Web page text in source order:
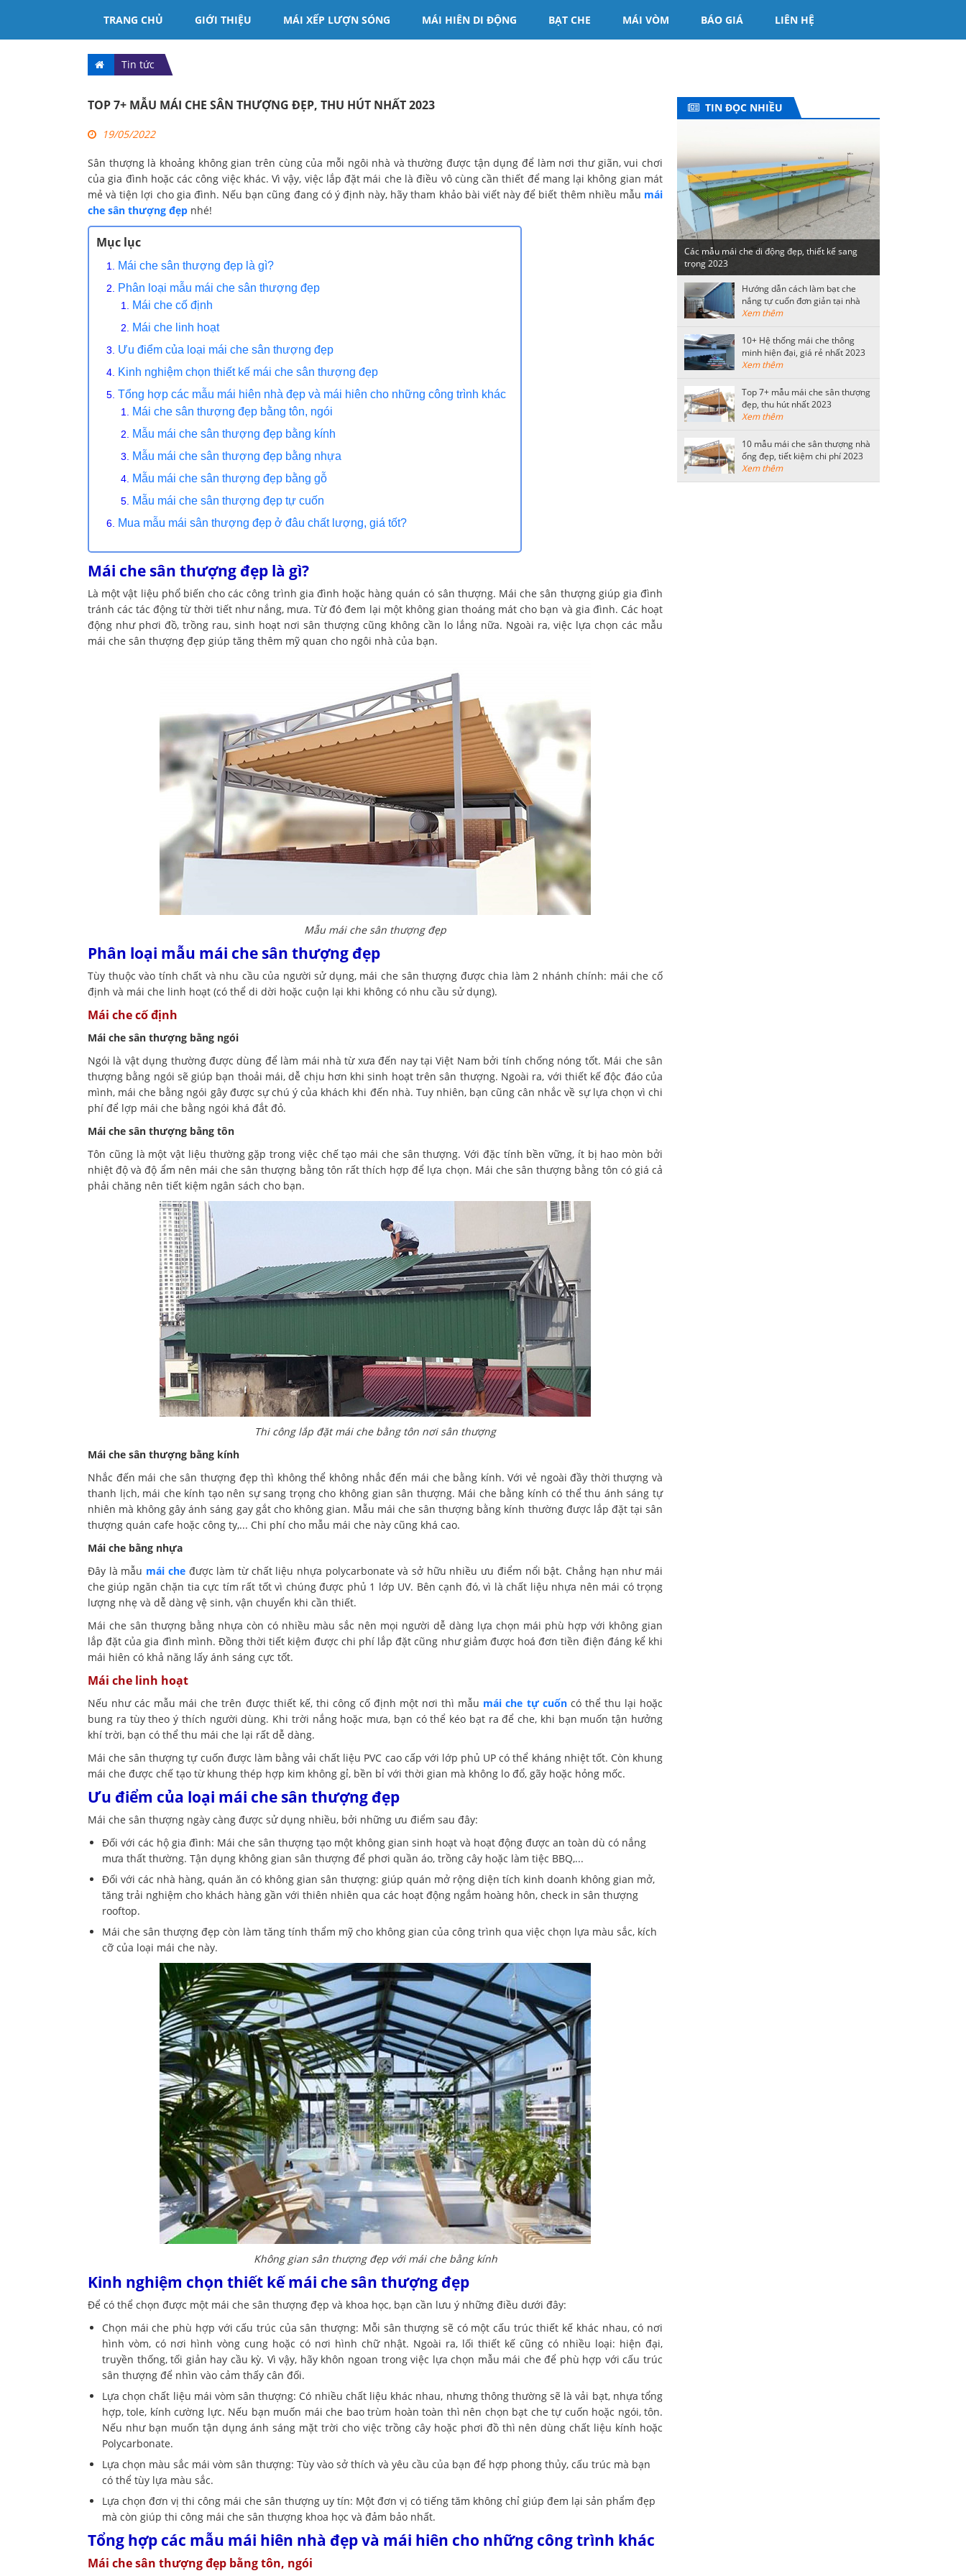
TRANG CHỦ GIỚI THIỆU MÁI XẾP LƯỢN SÓNG MÁI HIÊN DI ĐỘNG BẠT CHE MÁI VÒM BÁO GIÁ LIÊN HỆ
Tin tức
TOP 7+ MẪU MÁI CHE SÂN THƯỢNG ĐẸP, THU HÚT NHẤT 2023
19/05/2022
Sân thượng là khoảng không gian trên cùng của mỗi ngôi nhà và thường được tận dụng để làm nơi thư giãn, vui chơi
của gia đình hoặc các công việc khác. Vì vậy, việc lắp đặt mái che là điều vô cùng cần thiết để mang lại không gian mát
mẻ và tiện lợi cho gia đình. Nếu bạn cũng đang có ý định này, hãy tham khảo bài viết này để biết thêm nhiều mẫu mái
che sân thượng đẹp nhé!
Mục lục
Mái che sân thượng đẹp là gì?
Phân loại mẫu mái che sân thượng đẹp
Mái che cố định
Mái che linh hoạt
Ưu điểm của loại mái che sân thượng đẹp
Kinh nghiệm chọn thiết kế mái che sân thượng đẹp
Tổng hợp các mẫu mái hiên nhà đẹp và mái hiên cho những công trình khác
Mái che sân thượng đẹp bằng tôn, ngói
Mẫu mái che sân thượng đẹp bằng kính
Mẫu mái che sân thượng đẹp bằng nhựa
Mẫu mái che sân thượng đẹp bằng gỗ
Mẫu mái che sân thượng đẹp tự cuốn
Mua mẫu mái sân thượng đẹp ở đâu chất lượng, giá tốt?
Mái che sân thượng đẹp là gì?
Là một vật liệu phổ biến cho các công trình gia đình hoặc hàng quán có sân thượng. Mái che sân thượng giúp gia đình
tránh các tác động từ thời tiết như nắng, mưa. Từ đó đem lại một không gian thoáng mát cho bạn và gia đình. Các hoạt
động như phơi đồ, trồng rau, sinh hoạt nơi sân thượng cũng không cần lo lắng nữa. Ngoài ra, việc lựa chọn các mẫu
mái che sân thượng đẹp giúp tăng thêm mỹ quan cho ngôi nhà của bạn.
Mẫu mái che sân thượng đẹp
Phân loại mẫu mái che sân thượng đẹp
Tùy thuộc vào tính chất và nhu cầu của người sử dụng, mái che sân thượng được chia làm 2 nhánh chính: mái che cố
định và mái che linh hoạt (có thể di dời hoặc cuộn lại khi không có nhu cầu sử dụng).
Mái che cố định
Mái che sân thượng bằng ngói
Ngói là vật dụng thường được dùng để làm mái nhà từ xưa đến nay tại Việt Nam bởi tính chống nóng tốt. Mái che sân
thượng bằng ngói sẽ giúp bạn thoải mái, dễ chịu hơn khi sinh hoạt trên sân thượng. Ngoài ra, với thiết kế độc đáo của
mình, mái che bằng ngói gây được sự chú ý của khách khi đến nhà. Tuy nhiên, bạn cũng cân nhắc về sự lựa chọn vì chi
phí để lợp mái che bằng ngói khá đắt đỏ.
Mái che sân thượng bằng tôn
Tôn cũng là một vật liệu thường gặp trong việc chế tạo mái che sân thượng. Với đặc tính bền vững, ít bị hao mòn bởi
nhiệt độ và độ ẩm nên mái che sân thượng bằng tôn rất thích hợp để lựa chọn. Mái che sân thượng bằng tôn có giá cả
phải chăng nên tiết kiệm ngân sách cho bạn.
Thi công lắp đặt mái che bằng tôn nơi sân thượng
Mái che sân thượng bằng kính
Nhắc đến mái che sân thượng đẹp thì không thể không nhắc đến mái che bằng kính. Với vẻ ngoài đầy thời thượng và
thanh lịch, mái che kính tạo nên sự sang trọng cho không gian sân thượng. Mái che bằng kính có thể thu ánh sáng tự
nhiên mà không gây ánh sáng gay gắt cho không gian. Mẫu mái che sân thượng bằng kính thường được lắp đặt tại sân
thượng quán cafe hoặc công ty,... Chi phí cho mẫu mái che này cũng khá cao.
Mái che bằng nhựa
Đây là mẫu mái cheđược làm từ chất liệu nhựa polycarbonate và sở hữu nhiều ưu điểm nổi bật. Chẳng hạn như mái
che giúp ngăn chặn tia cực tím rất tốt vì chúng được phủ 1 lớp UV. Bên cạnh đó, vì là chất liệu nhựa nên mái có trọng
lượng nhẹ và dễ dàng vệ sinh, vận chuyển khi cần thiết.
Mái che sân thượng bằng nhựa còn có nhiều màu sắc nên mọi người dễ dàng lựa chọn mái phù hợp với không gian
lắp đặt của gia đình mình. Đồng thời tiết kiệm được chi phí lắp đặt cũng như giảm được hoá đơn tiền điện đáng kể khi
mái hiên có khả năng lấy ánh sáng cực tốt.
Mái che linh hoạt
Nếu như các mẫu mái che trên được thiết kế, thi công cố định một nơi thì mẫu mái che tự cuốn có thể thu lại hoặc
bung ra tùy theo ý thích người dùng. Khi trời nắng hoặc mưa, bạn có thể kéo bạt ra để che, khi bạn muốn tận hưởng
khí trời, bạn có thể thu mái che lại rất dễ dàng.
Mái che sân thượng tự cuốn được làm bằng vải chất liệu PVC cao cấp với lớp phủ UP có thể kháng nhiệt tốt. Còn khung
mái che được chế tạo từ khung thép hợp kim không gỉ, bền bỉ với thời gian mà không lo đổ, gãy hoặc hỏng mốc.
Ưu điểm của loại mái che sân thượng đẹp
Mái che sân thượng ngày càng được sử dụng nhiều, bởi những ưu điểm sau đây:
Đối với các hộ gia đình: Mái che sân thượng tạo một không gian sinh hoạt và hoạt động được an toàn dù có nắng
mưa thất thường. Tận dụng không gian sân thượng để phơi quần áo, trồng cây hoặc làm tiệc BBQ,...
Đối với các nhà hàng, quán ăn có không gian sân thượng: giúp quán mở rộng diện tích kinh doanh không gian mở,
tăng trải nghiệm cho khách hàng gần với thiên nhiên qua các hoạt động ngắm hoàng hôn, check in sân thượng
rooftop.
Mái che sân thượng đẹp còn làm tăng tính thẩm mỹ cho không gian của công trình qua việc chọn lựa màu sắc, kích
cỡ của loại mái che này.
Không gian sân thượng đẹp với mái che bằng kính
Kinh nghiệm chọn thiết kế mái che sân thượng đẹp
Để có thể chọn được một mái che sân thượng đẹp và khoa học, bạn cần lưu ý những điều dưới đây:
Chọn mái che phù hợp với cấu trúc của sân thượng: Mỗi sân thượng sẽ có một cấu trúc thiết kế khác nhau, có nơi
hình vòm, có nơi hình vòng cung hoặc có nơi hình chữ nhật. Ngoài ra, lối thiết kế cũng có nhiều loại: hiện đại,
truyền thống, tối giản hay cầu kỳ. Vì vậy, hãy khôn ngoan trong việc lựa chọn mẫu mái che để phù hợp với cấu trúc
sân thượng để nhìn vào cảm thấy cân đối.
Lựa chọn chất liệu mái vòm sân thượng: Có nhiều chất liệu khác nhau, nhưng thông thường sẽ là vải bạt, nhựa tổng
hợp, tole, kính cường lực. Nếu bạn muốn mái che bao trùm hoàn toàn thì nên chọn bạt che tự cuốn hoặc ngói, tôn.
Nếu như bạn muốn tận dụng ánh sáng mặt trời cho việc trồng cây hoặc phơi đồ thì nên dùng chất liệu kính hoặc
Polycarbonate.
Lựa chọn màu sắc mái vòm sân thượng: Tùy vào sở thích và yêu cầu của bạn để hợp phong thủy, cấu trúc mà bạn
có thể tùy lựa màu sắc.
Lựa chọn đơn vị thi công mái che sân thượng uy tín: Một đơn vị có tiếng tăm không chỉ giúp đem lại sản phẩm đẹp
mà còn giúp thi công mái che sân thượng khoa học và đảm bảo nhất.
Tổng hợp các mẫu mái hiên nhà đẹp và mái hiên cho những công trình khác
Mái che sân thượng đẹp bằng tôn, ngói
TIN ĐỌC NHIỀU
Các mẫu mái che di động đẹp, thiết kế sang
trọng 2023
Hướng dẫn cách làm bạt che
nắng tự cuốn đơn giản tại nhà
Xem thêm
10+ Hệ thống mái che thông
minh hiện đại, giá rẻ nhất 2023
Xem thêm
Top 7+ mẫu mái che sân thượng
đẹp, thu hút nhất 2023
Xem thêm
10 mẫu mái che sân thượng nhà
ống đẹp, tiết kiệm chi phí 2023
Xem thêm